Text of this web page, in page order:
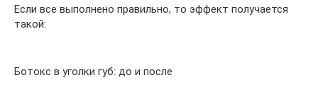
Если все выполнено правильно, то эффект получается
такой:
Ботокс в уголки губ: до и после